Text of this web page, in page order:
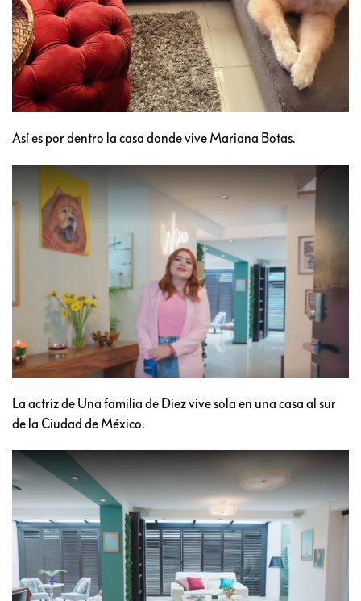
Así es por dentro la casa donde vive Mariana Botas.
La actriz de Una familia de Diez vive sola en una casa al sur
de la Ciudad de México.